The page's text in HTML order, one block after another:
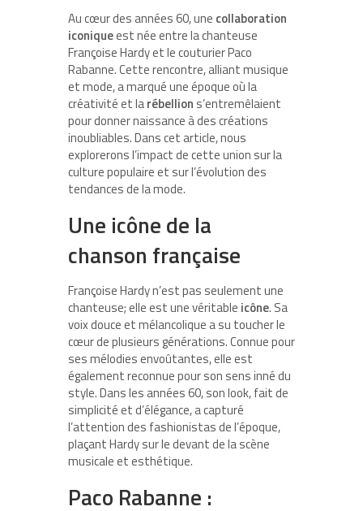
Au cœur des années 60, une collaboration
iconiqueest née entre la chanteuse
Françoise Hardy et le couturier Paco
Rabanne. Cette rencontre, alliant musique
et mode, a marqué une époque où la
créativité et larébellion s’entremêlaient
pour donner naissance à des créations
inoubliables. Dans cet article, nous
explorerons l’impact de cette union sur la
culture populaire et sur l’évolution des
tendances de la mode.
Une icône de la
chanson française
Françoise Hardy n’est pas seulement une
chanteuse; elle est une véritable icône. Sa
voix douce et mélancolique a su toucher le
cœur de plusieurs générations. Connue pour
ses mélodies envoûtantes, elle est
également reconnue pour son sens inné du
style. Dans les années 60, son look, fait de
simplicité et d’élégance, a capturé
l’attention des fashionistas de l’époque,
plaçant Hardy sur le devant de la scène
musicale et esthétique.
Paco Rabanne :